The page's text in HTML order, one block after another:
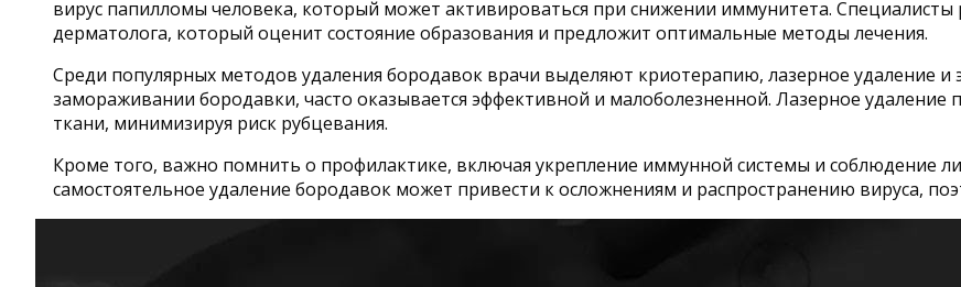
вирус папилломы человека, который может активироваться при снижении иммунитета.
дерматолога, который оценит состояние образования и предложит оптимальные методы лечения.
Среди популярных методов удаления бородавок врачи выделяют криотерапию, лазерное удаление и
замораживании бородавки, часто оказывается эффективной и малоболезненной. Лазерное
ткани, минимизируя риск рубцевания.
Кроме того, важно помнить о профилактике, включая укрепление иммунной системы и соблюдение
самостоятельное удаление бородавок может привести к осложнениям и распространению вируса,